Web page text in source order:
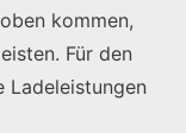
kommen,
Für den
Ladeleistungen